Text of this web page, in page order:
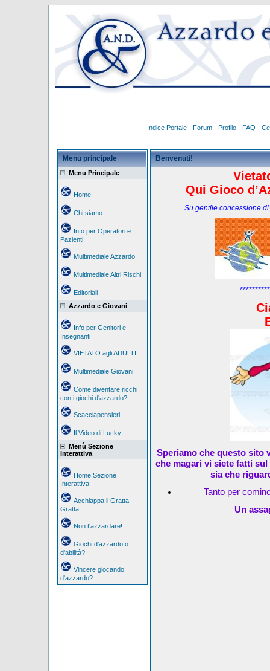
Indice Portale Forum Profilo FAQ
Menu principale
Menu Principale
Home
Chi siamo
Info per Operatori e
Pazienti
Multimediale Azzardo
Multimediale Altri Rischi
Editoriali
Azzardo e Giovani
Info per Genitori e
Insegnanti
VIETATO agli ADULTI!
Multimediale Giovani
Come diventare ricchi
con i giochi d'azzardo?
Scacciapensieri
Il Video di Lucky
Menù Sezione
Interattiva
Home Sezione
Interattiva
Acchiappa il Gratta-
Gratta!
Non t'azzardare!
Giochi d'azzardo o
d'abilità?
Vincere giocando
d'azzardo?
Benvenuti!
Qui Gioco
Su gentile concessione
Speriamo che questo sito
che magari vi siete fatti
sia che
Tanto per
Un